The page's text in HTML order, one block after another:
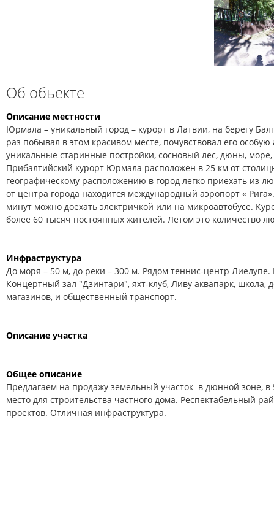
Об обьекте
Описание местности
Юрмала – уникальный город – курорт в Латвии, на берегу
раз побывал в этом красивом месте, почувствовал его
уникальные старинные постройки, сосновый лес, дюны,
Прибалтийский курорт Юрмала расположен в 25 км от
географическому расположению в город легко приехать из
от центра города находится международный аэропорт «
минут можно доехать электричкой или на микроавтобусе.
более 60 тысяч постоянных жителей. Летом это количество
Инфраструктура
До моря – 50 м, до реки – 300 м. Рядом теннис-центр Лиелупе.
Концертный зал "Дзинтари", яхт-клуб, Ливу аквапарк, школа,
магазинов, и общественный транспорт.
Описание участка
Общее описание
Предлагаем на продажу земельный участок в дюнной зоне, в
место для строительства частного дома. Респектабельный
проектов. Отличная инфраструктура.